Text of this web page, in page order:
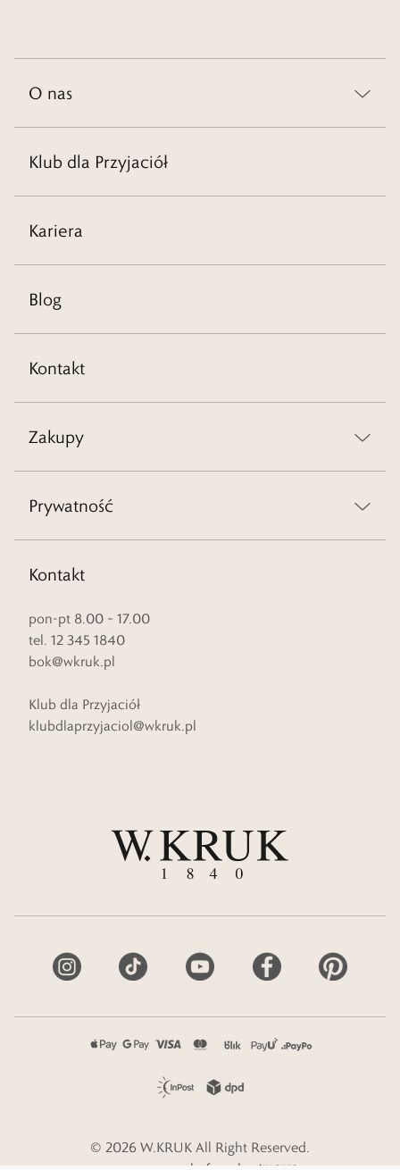
O nas
Klub dla Przyjaciół
Kariera
Blog
Kontakt
Zakupy
Prywatność
Kontakt
pon-pt 8.00 – 17.00
tel. 12 345 1840
bok@wkruk.pl
Klub dla Przyjaciół
klubdlaprzyjaciol@wkruk.pl
© 2026 W.KRUK All Right Reserved.